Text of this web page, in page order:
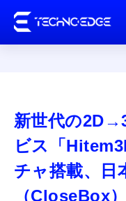
新世代の
ビス「
チャ搭載、日
（CloseBox